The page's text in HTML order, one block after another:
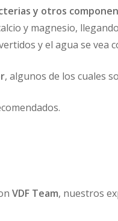
y otros
y magnesio,
y el agua se vea
, algunos de los cuales
VDF Team, nuestros